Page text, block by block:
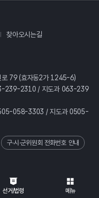
선거/법령 메뉴
찾아오시는길
로 79 (효자동2가 1245-6)
239-2310 / 지도과 063-239
058-3303 / 지도과 0505-
구·시·군위원회 전화번호 안내